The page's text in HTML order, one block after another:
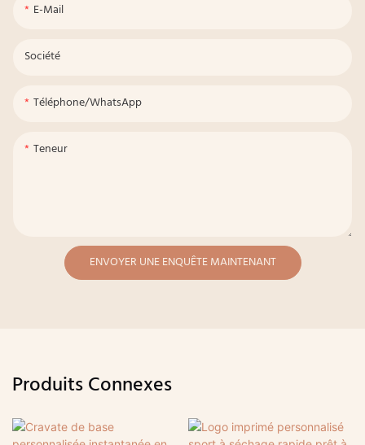
E-Mail
Société
Téléphone/WhatsApp
Teneur
ENVOYER UNE ENQUÊTE MAINTENANT
Produits Connexes